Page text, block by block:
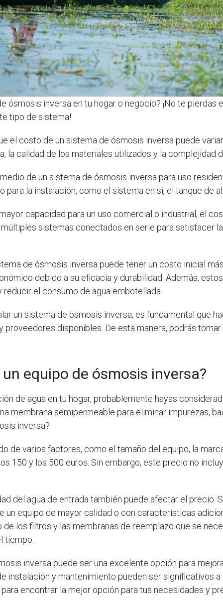
ósmosis inversa en tu hogar o negocio? ¡No te
tipo de sistema!
el costo de un sistema de ósmosis inversa puede
la calidad de los materiales utilizados y la complejidad
de un sistema de ósmosis inversa para uso
la instalación, como el sistema en sí, el tanque de
capacidad para un uso comercial o industrial, el
sistemas conectados en serie para satisfacer
de ósmosis inversa puede tener un costo inicial
debido a su eficacia y durabilidad. Además,
el consumo de agua embotellada.
un sistema de ósmosis inversa, es fundamental que
disponibles. De esta manera, podrás
equipo de ósmosis inversa?
de agua en tu hogar, probablemente hayas
membrana semipermeable para eliminar impurezas,
inversa?
de varios factores, como el tamaño del equipo, la
150 y los 500 euros. Sin embargo, este precio no
del agua de entrada también puede afectar el precio.
equipo de mayor calidad o con características
los filtros y las membranas de reemplazo que se
tiempo.
inversa puede ser una excelente opción para
instalación y mantenimiento pueden ser significativos
encontrar la mejor opción para tus necesidades y